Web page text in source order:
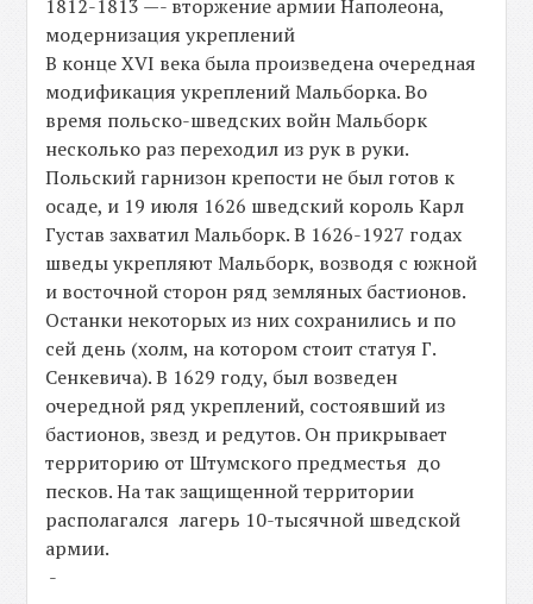
1812-1813 —- вторжение армии Наполеона,
модернизация укреплений
В конце XVI века была произведена очередная
модификация укреплений Мальборка. Во
время польско-шведских войн Мальборк
несколько раз переходил из рук в руки.
Польский гарнизон крепости не был готов к
осаде, и 19 июля 1626 шведский король Карл
Густав захватил Мальборк. В 1626-1927 годах
шведы укрепляют Мальборк, возводя с южной
и восточной сторон ряд земляных бастионов.
Останки некоторых из них сохранились и по
сей день (холм, на котором стоит статуя Г.
Сенкевича). В 1629 году, был возведен
очередной ряд укреплений, состоявший из
бастионов, звезд и редутов. Он прикрывает
территорию от Штумского предместья до
песков. На так защищенной территории
располагался лагерь 10-тысячной шведской
армии.
-